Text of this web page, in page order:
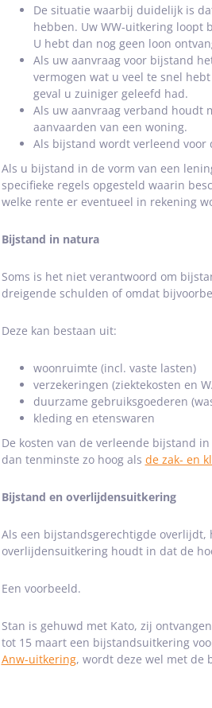
De situatie waarbij duidelijk is
hebben. Uw WW-uitkering loopt
U hebt dan nog geen loon
Als uw aanvraag voor bijstand
vermogen wat u veel te snel
geval u zuiniger geleefd had.
Als uw aanvraag verband houdt
aanvaarden van een woning.
Als bijstand wordt verleend voor
Als u bijstand in de vorm van een
specifieke regels opgesteld waarin
welke rente er eventueel in rekening
Bijstand in natura
Soms is het niet verantwoord om
dreigende schulden of omdat
Deze kan bestaan uit:
woonruimte (incl. vaste lasten)
verzekeringen (ziektekosten en
duurzame gebruiksgoederen
kleding en etenswaren
De kosten van de verleende bijstand
dan tenminste zo hoog als de zak- en
Bijstand en overlijdensuitkering
Als een bijstandsgerechtigde
overlijdensuitkering houdt in dat de
Een voorbeeld.
Stan is gehuwd met Kato, zij
tot 15 maart een bijstandsuitkering
Anw-uitkering, wordt deze wel met de